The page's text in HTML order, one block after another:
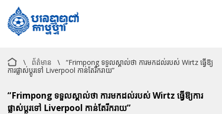
\ ព័ត៌មាន \
“Frimpong ទទួលស្គាល់ថា ការមកដល់របស់ Wirtz ធ្វើឱ្យ
ការផ្លាស់ប្តូរទៅ Liverpool កាន់តែរីករាយ”
“Frimpong ទទួលស្គាល់ថា ការមកដល់របស់ Wirtz ធ្វើឱ្យការ
ផ្លាស់ប្តូរទៅ Liverpool កាន់តែរីករាយ”